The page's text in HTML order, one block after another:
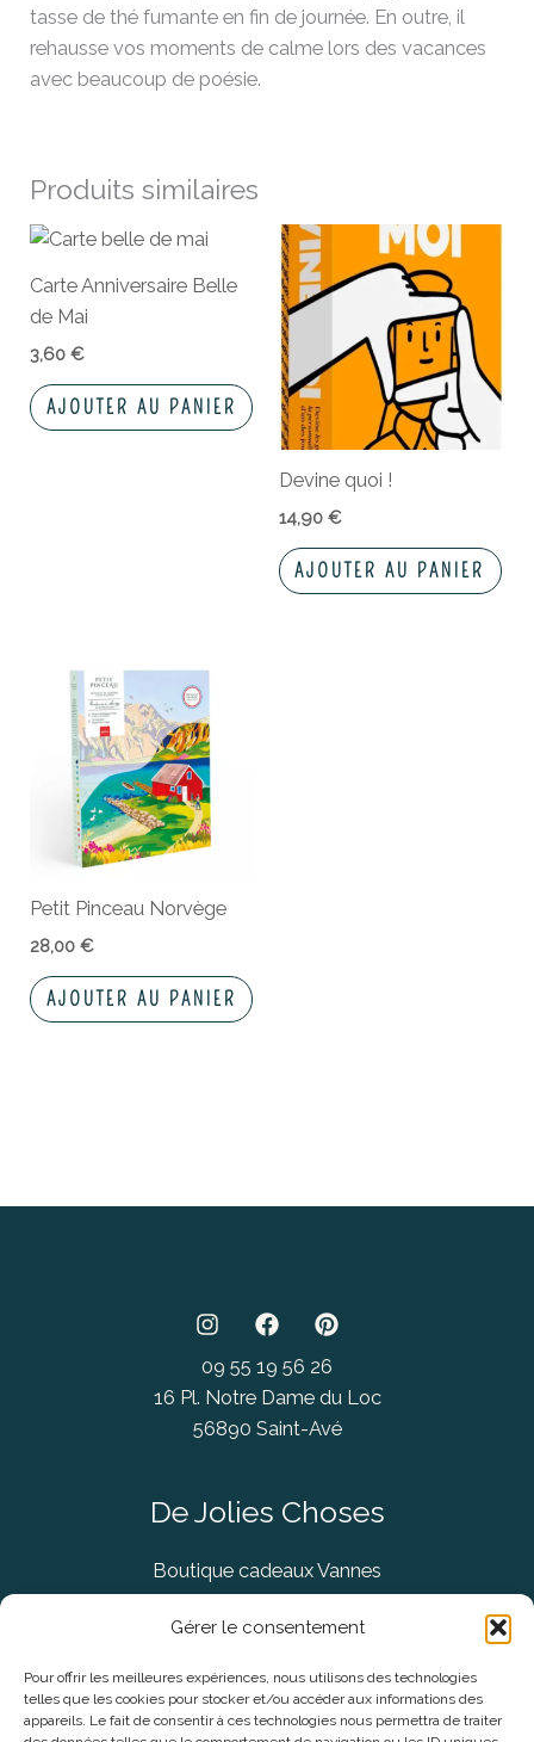
Gérer le consentement
Pour offrir les meilleures expériences, nous utilisons des technologies
telles que les cookies pour stocker et/ou accéder aux informations des
appareils. Le fait de consentir à ces technologies nous permettra de traiter
tasse de thé fumante en fin de journée. En outre, il
rehausse vos moments de calme lors des vacances
avec beaucoup de poésie.
Produits similaires
Carte Anniversaire Belle
de Mai
3,60€
AJOUTER AU PANIER
Devine quoi !
14,90 €
AJOUTER AU PANIER
Petit Pinceau Norvège
28,00€
AJOUTER AU PANIER
09 55 19 56 26
16 Pl. Notre Dame du Loc
56890 Saint-Avé
De Jolies Choses
Boutique cadeaux Vannes
Concept Store Vannes
Informations légales